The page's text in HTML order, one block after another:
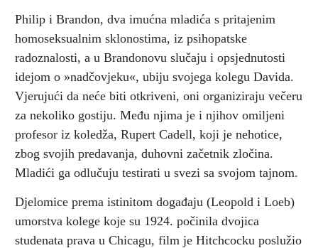
Philip i Brandon, dva imućna mladića s pritajenim
homoseksualnim sklonostima, iz psihopatske
radoznalosti, a u Brandonovu slučaju i opsjednutosti
idejom o »nadčovjeku«, ubiju svojega kolegu Davida.
Vjerujući da neće biti otkriveni, oni organiziraju večeru
za nekoliko gostiju. Među njima je i njihov omiljeni
profesor iz koledža, Rupert Cadell, koji je nehotice,
zbog svojih predavanja, duhovni začetnik zločina.
Mladići ga odlučuju testirati u svezi sa svojom tajnom.
Djelomice prema istinitom događaju (Leopold i Loeb)
umorstva kolege koje su 1924. počinila dvojica
studenata prava u Chicagu, film je Hitchcocku poslužio